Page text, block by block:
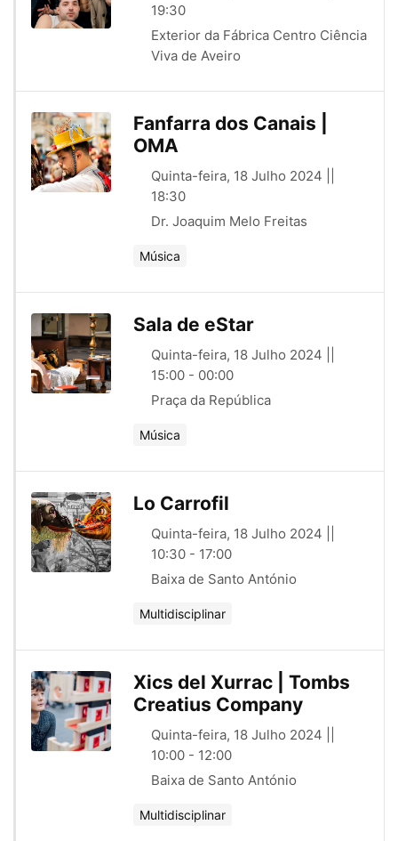
19:30
Exterior da Fábrica Centro Ciência
Viva de Aveiro
Fanfarra dos Canais |
OMA
Quinta-feira, 18 Julho 2024 ||
18:30
Dr. Joaquim Melo Freitas
Música
Sala de eStar
Quinta-feira, 18 Julho 2024 ||
15:00 - 00:00
Praça da República
Música
Lo Carrofil
Quinta-feira, 18 Julho 2024 ||
10:30 - 17:00
Baixa de Santo António
Multidisciplinar
Xics del Xurrac | Tombs
Creatius Company
Quinta-feira, 18 Julho 2024 ||
10:00 - 12:00
Baixa de Santo António
Multidisciplinar